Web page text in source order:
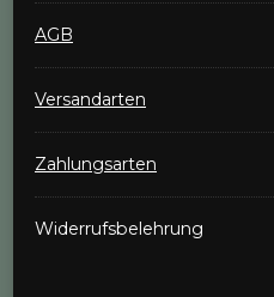
AGB
Versandarten
Zahlungsarten
Widerrufsbelehrung